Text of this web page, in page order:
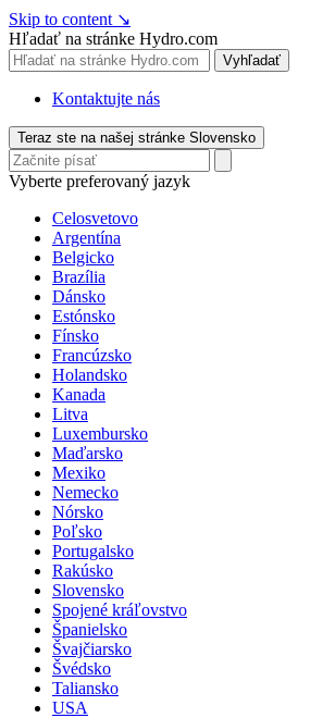
Skip to content ↘
Hľadať na stránke Hydro.com
Vyhľadať
Kontaktujte nás
Teraz ste na našej stránke Slovensko
Vyberte preferovaný jazyk
Celosvetovo
Argentína
Belgicko
Brazília
Dánsko
Estónsko
Fínsko
Francúzsko
Holandsko
Kanada
Litva
Luxembursko
Maďarsko
Mexiko
Nemecko
Nórsko
Poľsko
Portugalsko
Rakúsko
Slovensko
Spojené kráľovstvo
Španielsko
Švajčiarsko
Švédsko
Taliansko
USA